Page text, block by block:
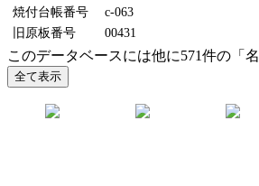
焼付台帳番号
c-063
旧原板番号
00431
このデータベースには他に571件の「